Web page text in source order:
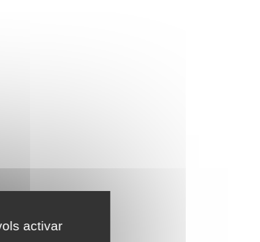
activar